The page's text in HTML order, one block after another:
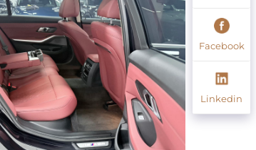
Facebook
Linkedin